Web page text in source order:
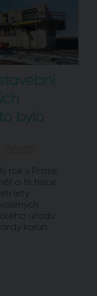
bylo
rok v Praze
o tři tisíce
lety.
úřadu
korun.